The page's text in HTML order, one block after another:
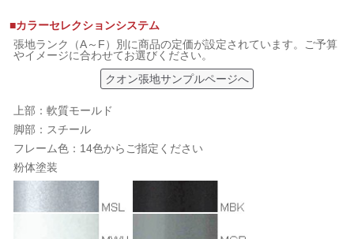
■カラーセレクションシステム
張地ランク（A～F）別に商品の定価が設定されています。ご予算
やイメージに合わせてお選びください。
クオン張地サンプルページへ
上部：軟質モールド
脚部：スチール
フレーム色：14色からご指定ください
粉体塗装